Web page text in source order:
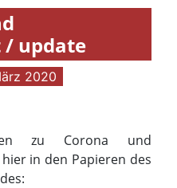
update
2020
zu Corona und
in den Papieren des